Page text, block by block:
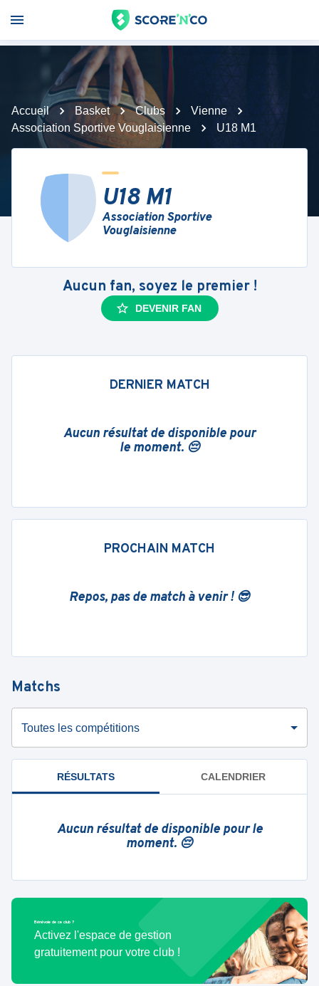
Accueil Basket Clubs
Vienne
Association Sportive Vouglaisienne
U18 M1
U18 M1
Association Sportive
Vouglaisienne
Aucun fan, soyez le premier !
DEVENIR FAN
DERNIER MATCH
Aucun résultat de disponible pour
le moment. 😔
PROCHAIN MATCH
Repos, pas de match à venir ! 😎
Matchs
Toutes les compétitions
RÉSULTATS CALENDRIER
Aucun résultat de disponible pour le
moment. 😔
Bénévole de ce club ?
Activez l'espace de gestion
gratuitement pour votre club !